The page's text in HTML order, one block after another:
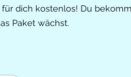
dich kostenlos! Du
Paket wächst.